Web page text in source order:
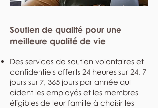
Soutien de qualité pour une
meilleure qualité de vie
Des services de soutien volontaires et
confidentiels offerts 24 heures sur 24, 7
jours sur 7, 365 jours par année qui
aident les employés et les membres
éligibles de leur famille à choisir les